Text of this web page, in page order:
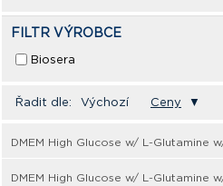
FILTR VÝROBCE
Biosera
Řadit dle: Výchozí Ceny ▼
DMEM High Glucose w/ L-Glutamine
DMEM High Glucose w/ L-Glutamine